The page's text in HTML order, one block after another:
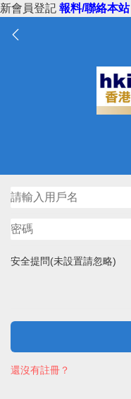
新會員登記 報料/聯絡本站
安全提問(未設置請忽略)
還沒有註冊？